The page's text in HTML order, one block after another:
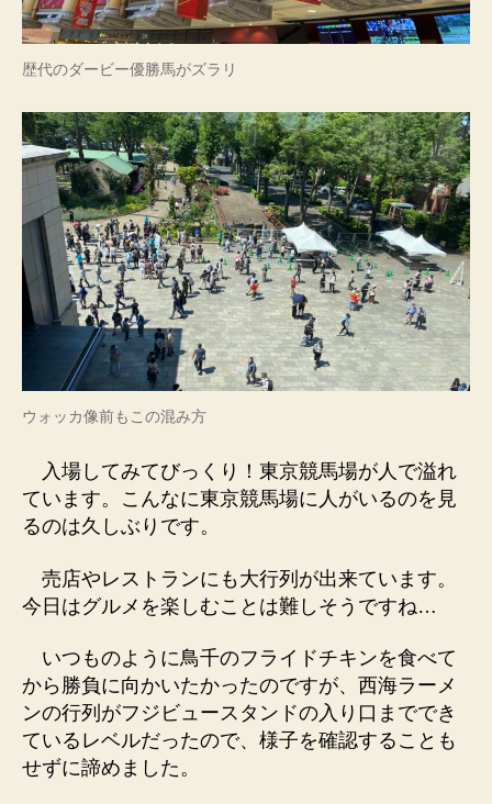
歴代のダービー優勝馬がズラリ
ウォッカ像前もこの混み方
入場してみてびっくり！東京競馬場が人で溢れ
ています。こんなに東京競馬場に人がいるのを見
るのは久しぶりです。
売店やレストランにも大行列が出来ています。
今日はグルメを楽しむことは難しそうですね…
いつものように鳥千のフライドチキンを食べて
から勝負に向かいたかったのですが、西海ラーメ
ンの行列がフジビュースタンドの入り口まででき
ているレベルだったので、様子を確認することも
せずに諦めました。